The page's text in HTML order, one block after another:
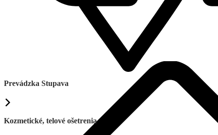
Prevádzka Stupava
Kozmetické, telové ošetrenia